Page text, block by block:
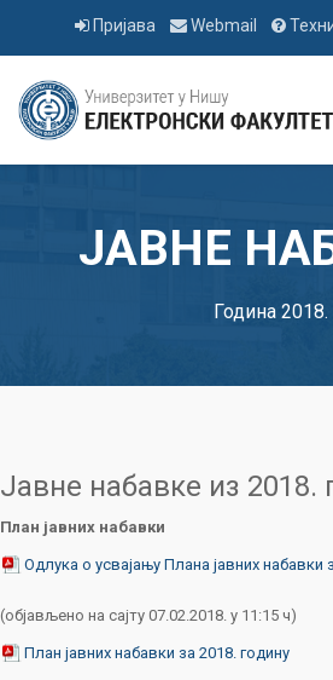
Пријава Webmail
ЈАВНЕ
Година 2018.
Јавне набавке из 2018.
План јавних набавки
Одлука о усвајању Плана јавних набавки
(објављено на сајту 07.02.2018. у 11:15 ч)
План јавних набавки за 2018. годину